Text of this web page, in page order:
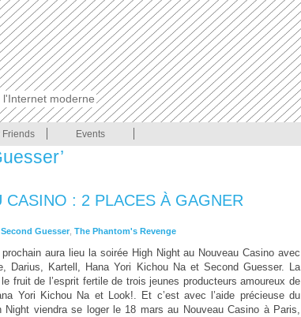
l'Internet moderne
Friends Events
: 2 PLACES À GAGNER
Second Guesser The Phantom's Revenge
aura lieu la soirée High Night au Nouveau Casino avec
Darius, Kartell, Hana Yori Kichou Na et Second Guesser. La
fruit de l’esprit fertile de trois jeunes producteurs amoureux de
Yori Kichou Na et Look!. Et c’est avec l’aide précieuse du
Night viendra se loger le 18 mars au Nouveau Casino à Paris,